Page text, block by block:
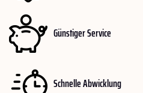
Günstiger Service
Schnelle Abwicklung